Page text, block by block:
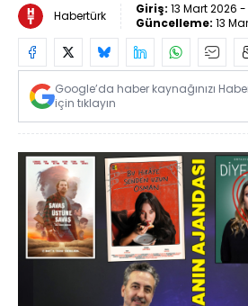
Habertürk Giriş: 13 Mart 2026
Güncelleme: 13
Google’da haber kaynağınızı
için tıklayın